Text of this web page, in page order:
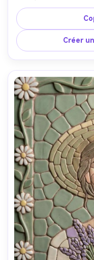
propre, palette
motif subtil glitch
autour du visage,
de carreaux très
graphique et lisible,
champ, éclairage
Créer